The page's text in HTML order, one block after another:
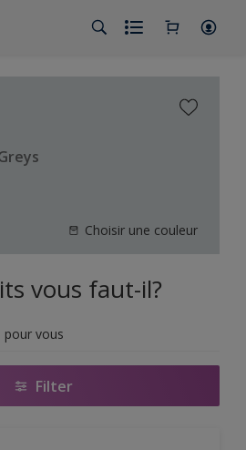
Choisir une couleur
vous faut-il?
pour vous
Filter